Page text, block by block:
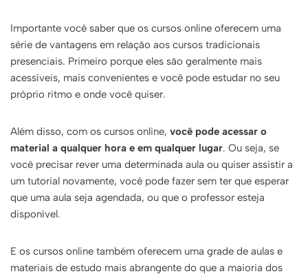
Importante você saber que os cursos online oferecem uma
série de vantagens em relação aos cursos tradicionais
presenciais. Primeiro porque eles são geralmente mais
acessíveis, mais convenientes e você pode estudar no seu
próprio ritmo e onde você quiser.
Além disso, com os cursos online, você pode acessar o
material a qualquer hora e em qualquer lugar. Ou seja, se
você precisar rever uma determinada aula ou quiser assistir a
um tutorial novamente, você pode fazer sem ter que esperar
que uma aula seja agendada, ou que o professor esteja
disponível.
E os cursos online também oferecem uma grade de aulas e
materiais de estudo mais abrangente do que a maioria dos